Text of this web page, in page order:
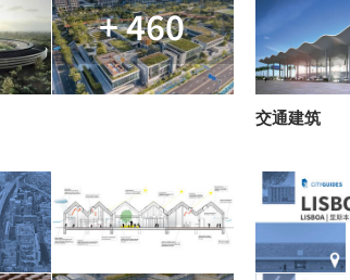
+ 460
交通建筑